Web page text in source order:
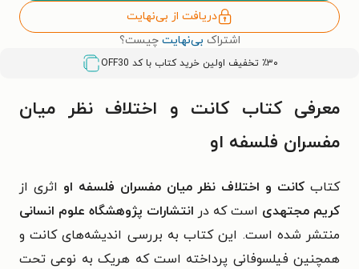
دریافت از بی‌نهایت
اشتراک بی‌نهایت چیست؟
٪۳۰ تخفیف اولین خرید کتاب با کد OFF30
معرفی کتاب کانت و اختلاف نظر میان
مفسران فلسفه او
کتاب کانت و اختلاف نظر میان مفسران فلسفه او اثری از
کریم مجتهدی است که در انتشارات پژوهشگاه علوم انسانی
منتشر شده است. این کتاب به بررسی اندیشه‌های کانت و
همچنین فیلسوفانی پرداخته است که هریک به نوعی تحت